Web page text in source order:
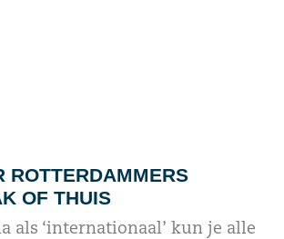
ROTTERDAMMERS
OF THUIS
als ‘internationaal’ kun je alle